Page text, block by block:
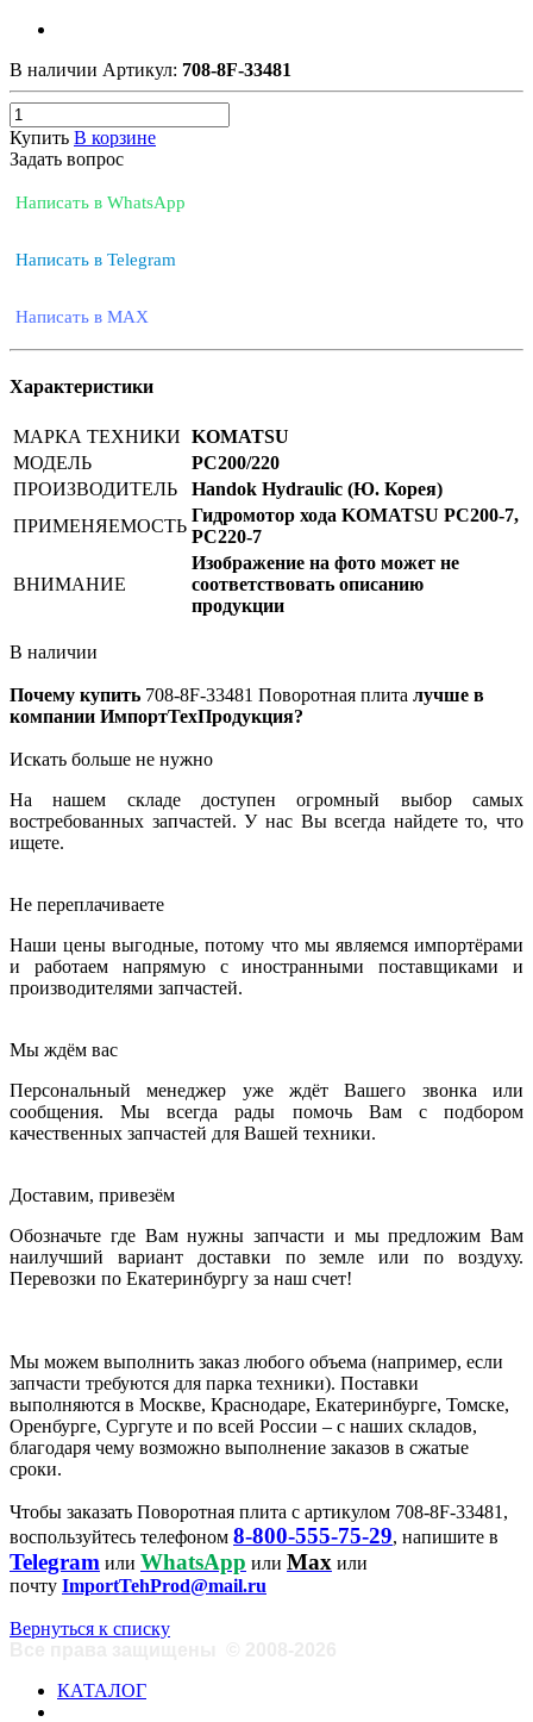
В наличии Артикул: 708-8F-33481
Купить В корзине
Задать вопрос
Написать в WhatsApp
Написать в Telegram
Написать в MAX
Характеристики
МАРКА ТЕХНИКИ KOMATSU
МОДЕЛЬ
PC200/220
ПРОИЗВОДИТЕЛЬ
Handok Hydraulic (Ю. Корея)
ПРИМЕНЯЕМОСТЬ
Гидромотор хода KOMATSU PC200-7,
PC220-7
ВНИМАНИЕ
Изображение на фото может не
соответствовать описанию
продукции
В наличии
Почему купить 708-8F-33481 Поворотная плита лучше в
компании ИмпортТехПродукция?
Искать больше не нужно
На нашем складе доступен огромный выбор самых
востребованных запчастей. У нас Вы всегда найдете то, что
ищете.
Не переплачиваете
Наши цены выгодные, потому что мы являемся импортёрами
и работаем напрямую с иностранными поставщиками и
производителями запчастей.
Мы ждём вас
Персональный менеджер уже ждёт Вашего звонка или
сообщения. Мы всегда рады помочь Вам с подбором
качественных запчастей для Вашей техники.
Доставим, привезём
Обозначьте где Вам нужны запчасти и мы предложим Вам
наилучший вариант доставки по земле или по воздуху.
Перевозки по Екатеринбургу за наш счет!
Мы можем выполнить заказ любого объема (например, если
запчасти требуются для парка техники). Поставки
выполняются в Москве, Краснодаре, Екатеринбурге, Томске,
Оренбурге, Сургуте и по всей России – с наших складов,
благодаря чему возможно выполнение заказов в сжатые
сроки.
Чтобы заказать Поворотная плита с артикулом 708-8F-33481,
воспользуйтесь телефоном 8-800-555-75-29, напишите в
Telegram или WhatsApp или Max или
почту ImportTehProd@mail.ru
Вернуться к списку
КАТАЛОГ